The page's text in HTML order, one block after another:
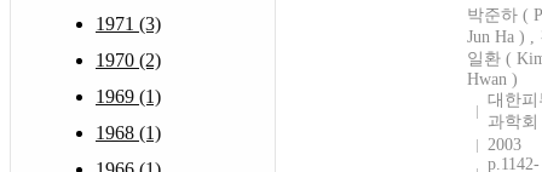
1971 (3)
1970 (2)
1969 (1)
1968 (1)
박준하 (
Jun Ha ) ,
일환 (
Hwan )
대한피
과학회
2003
p.1142-